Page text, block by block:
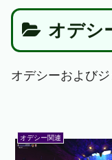
オデシ
オデシーおよび
オデシー関連